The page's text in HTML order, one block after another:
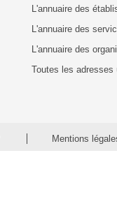
L'annuaire des
L'annuaire des
L'annuaire des
Toutes les adresses
Mentions